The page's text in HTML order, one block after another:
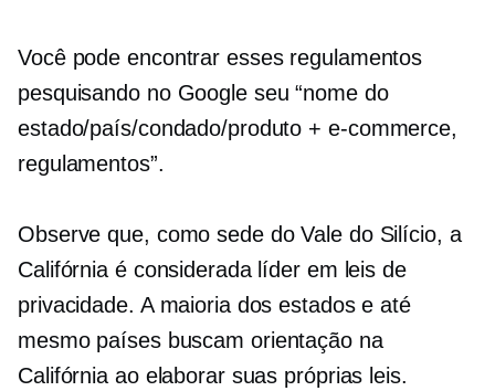
Você pode encontrar esses regulamentos
pesquisando no Google seu “nome do
estado/país/condado/produto + e-commerce,
regulamentos”.
Observe que, como sede do Vale do Silício, a
Califórnia é considerada líder em leis de
privacidade. A maioria dos estados e até
mesmo países buscam orientação na
Califórnia ao elaborar suas próprias leis.